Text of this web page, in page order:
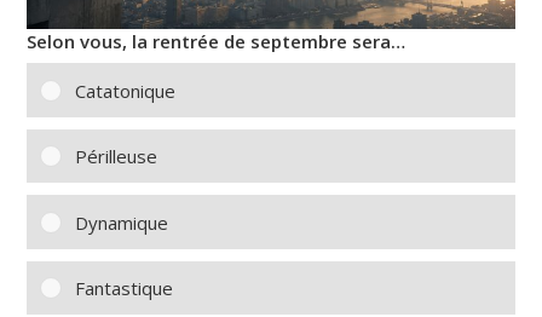
Selon vous, la rentrée de septembre sera…
Catatonique
Périlleuse
Dynamique
Fantastique